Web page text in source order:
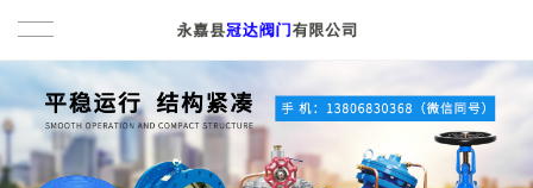
首页
产品与服务